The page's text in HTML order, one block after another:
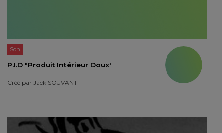
Son
P.I.D "Produit Intérieur Doux"
Créé par Jack SOUVANT